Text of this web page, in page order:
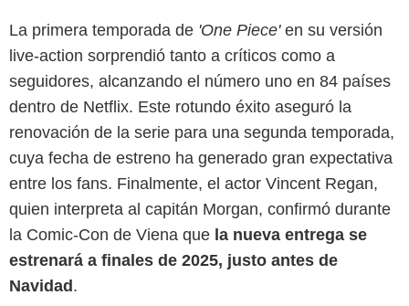
La primera temporada de 'One Piece' en su versión
live-action sorprendió tanto a críticos como a
seguidores, alcanzando el número uno en 84 países
dentro de Netflix. Este rotundo éxito aseguró la
renovación de la serie para una segunda temporada,
cuya fecha de estreno ha generado gran expectativa
entre los fans. Finalmente, el actor Vincent Regan,
quien interpreta al capitán Morgan, confirmó durante
la Comic-Con de Viena que la nueva entrega se
estrenará a finales de 2025, justo antes de
Navidad.